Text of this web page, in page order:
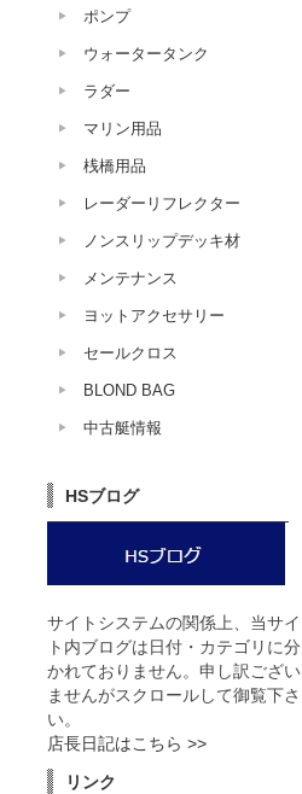
ポンプ
ウォータータンク
ラダー
マリン用品
桟橋用品
レーダーリフレクター
ノンスリップデッキ材
メンテナンス
ヨットアクセサリー
セールクロス
BLOND BAG
中古艇情報
HSブログ
サイトシステムの関係上、当サイ
ト内ブログは日付・カテゴリに分
かれておりません。申し訳ござい
ませんがスクロールして御覧下さ
い。
店長日記はこちら >>
リンク